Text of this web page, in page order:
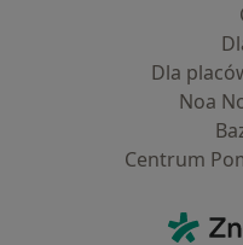
Dla
Noa
Centrum